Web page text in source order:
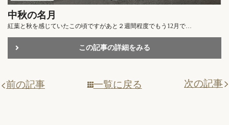
中秋の名月
紅葉と秋を感じていたこの頃ですがあと２週間程度でもう12月で…
この記事の詳細をみる
前の記事 一覧に戻る 次の記事